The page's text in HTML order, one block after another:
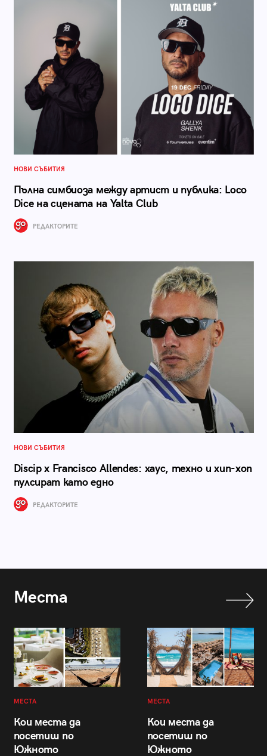
НОВИ СЪБИТИЯ
Пълна симбиоза между артист и публика: Loco
Dice на сцената на Yalta Club
РЕДАКТОРИТЕ
НОВИ СЪБИТИЯ
Discip x Francisco Allendes: хаус, техно и хип-хоп
пулсират като едно
РЕДАКТОРИТЕ
Места
МЕСТА
Кои места да
посетиш по
Южното
МЕСТА
Кои места да
посетиш по
Южното